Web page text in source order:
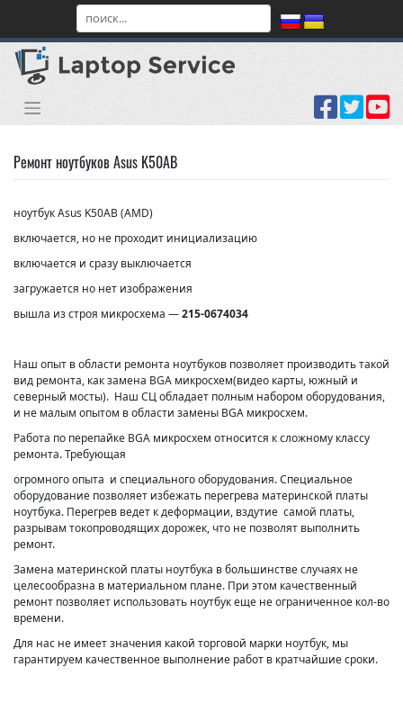
content
Ремонт ноутбуков Asus K50AB
ноутбук Asus K50AB (AMD)
включается, но не проходит инициализацию
включается и сразу выключается
загружается но нет изображения
вышла из строя микросхема —215-0674034
Наш опыт в области ремонта ноутбуков позволяет производить такой
вид ремонта, как замена BGA микросхем(видео карты, южный и
северный мосты). Наш СЦ обладает полным набором оборудования,
и не малым опытом в области замены BGA микросхем.
Работа по перепайке BGA микросхем относится к сложному классу
ремонта. Требующая
огромного опыта и специального оборудования. Специальное
оборудование позволяет избежать перегрева материнской платы
ноутбука. Перегрев ведет к деформации, вздутие самой платы,
разрывам токопроводящих дорожек, что не позволят выполнить
ремонт.
Замена материнской платы ноутбука в большинстве случаях не
целесообразна в материальном плане. При этом качественный
ремонт позволяет использовать ноутбук еще не ограниченное кол-во
времени.
Для нас не имеет значения какой торговой марки ноутбук, мы
гарантируем качественное выполнение работ в кратчайшие сроки.